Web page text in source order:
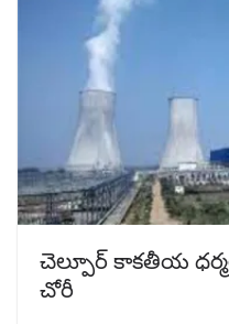
చెల్పూర్ కాకతీయ
చోరీ